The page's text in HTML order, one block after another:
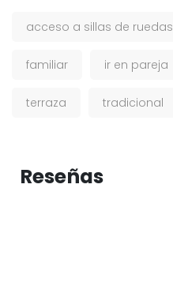
acceso a sillas de ruedas
familiar ir en pareja
terraza tradicional
Reseñas